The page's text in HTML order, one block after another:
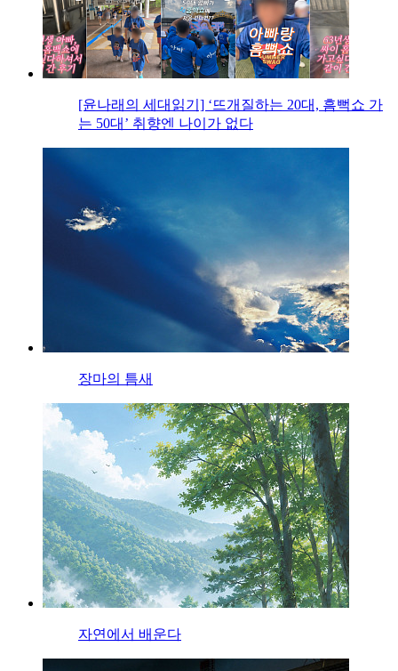
[윤나래의 세대읽기] ‘뜨개질하는 20대, 흠뻑쇼 가
는 50대’ 취향엔 나이가 없다
장마의 틈새
자연에서 배운다